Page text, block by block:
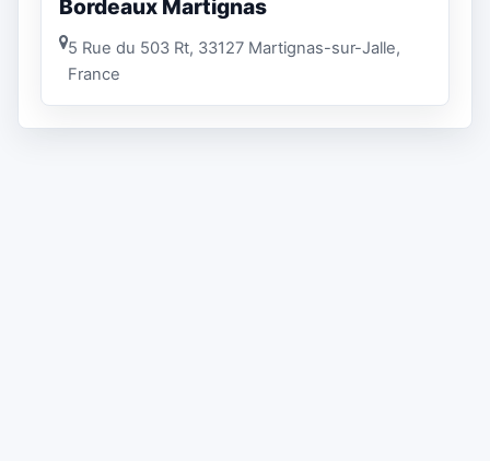
Bordeaux Martignas
5 Rue du 503 Rt, 33127 Martignas-sur-Jalle,
France